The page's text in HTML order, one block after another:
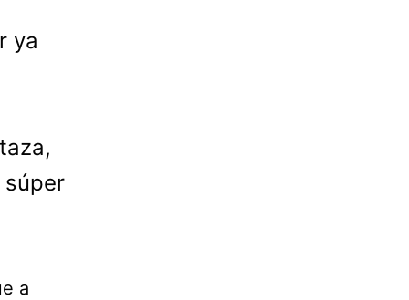
ya
a